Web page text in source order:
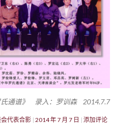
氏通谱》 录入：罗训森 2014.7.7
代表合影 2014 年 7 月 7 日 添加评论